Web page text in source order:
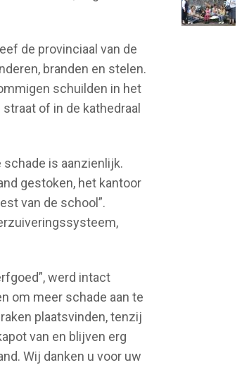
de provinciaal van de
branden en stelen.
schuilden in het
of in de kathedraal
schade is aanzienlijk.
gestoken, het kantoor
van de school”.
werd intact
om meer schade aan te
plaatsvinden, tenzij
van en blijven erg
Wij danken u voor uw